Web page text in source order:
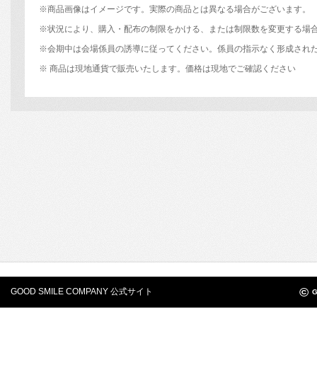
※商品画像はイメージです。実際の商品とは異なる場合がございます。
※状況により、購入・配布の制限をかける、または制限数を変更する場
※会期中は会場係員の誘導に従ってください。係員の指示なく形成され
※ 商品は現地通貨で販売いたします。価格は現地でご確認ください
GOOD SMILE COMPANY 公式サイト ©